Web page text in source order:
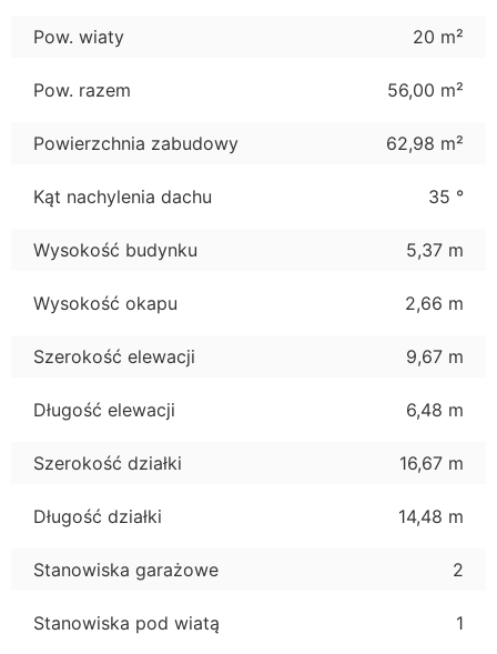
Pow. wiaty 20 m²
Pow. razem 56,00 m²
Powierzchnia zabudowy 62,98 m²
Kąt nachylenia dachu 35 °
Wysokość budynku 5,37 m
Wysokość okapu 2,66 m
Szerokość elewacji 9,67 m
Długość elewacji 6,48 m
Szerokość działki 16,67 m
Długość działki 14,48 m
Stanowiska garażowe 2
Stanowiska pod wiatą 1